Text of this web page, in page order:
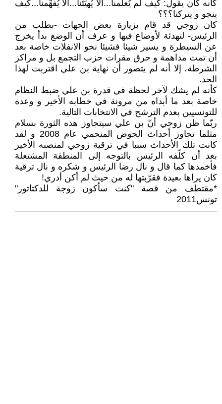
كأنه كان يقول: كيف لم يُعلمنا...ألا يُهيِّئنا...ألا يُفهِّمنا...كيف
ينجو و يتركنا؟؟؟
كان زوجي قد قام بزيارة بعض الجهات -بطلب من
الرئيس- لتهدئة لأوضاع فيها و عرف أن الوضع بدأ يخرج
عن السيطرة و يسير شيئا فشيئا نحو الانفلات خاصة بعد
أن تمت مداهمة و حرق مقرات حزب التجمع بل و مراكز
الشرطة، إلا أنه لم يتصور أن نهاية بن علي اقتربت لهذا
الحد.
كأنه لم يشك لآخر لحظة في قدرة بن علي ضبط النظام
خاصة بعد ما أبداه من مرونة في خطابه الأخير و وعده
للتونسيين بعدم الترشح في الانتخابات التالية.
ربّما ظن زوجي أنّ بن علي سيتجاوز هذه الثورة بسلام
مثلما تجاوز أحداث الحوض المنجمي عام 2008 و لقد
كانت تلك الأحداث سببا في ترقية زوجي لمنصبه الأخير
بعد أن كلّفه الرئيس بالتوجه إلى المنطقة المشتعلة
فأخمدها كما قال و نال رضا الرئيس و شكره و نال ترقية
كان يراها بعيدة فقرّبتها له من حيث لم أكن أدري!
*مقتطف من قصة ʺكنت سأكون زوجة للدكتاتورʺ
تونس2011